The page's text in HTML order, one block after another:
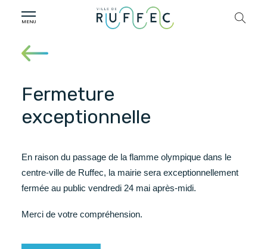
Fermeture
exceptionnelle
En raison du passage de la flamme olympique dans le
centre-ville de Ruffec, la mairie sera exceptionnellement
fermée au public vendredi 24 mai après-midi.
Merci de votre compréhension.